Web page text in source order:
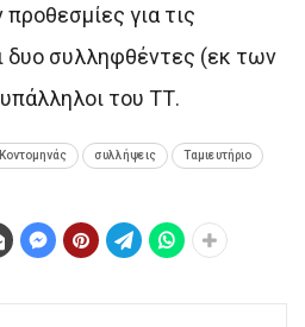
για τις
δυο συλληφθέντες (εκ των
του ΤΤ.
Κοντομηνάς συλλήψεις Ταμιευτήριο